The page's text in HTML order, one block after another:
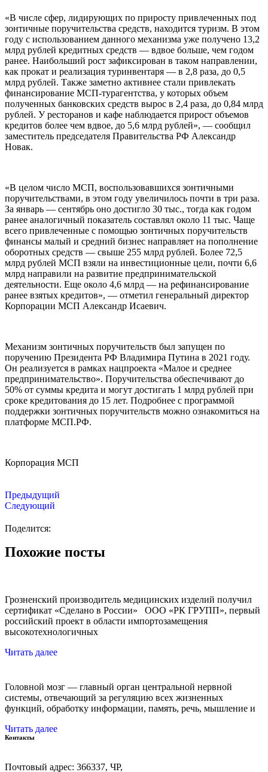
«В числе сфер, лидирующих по приросту привлеченных под
зонтичные поручительства средств, находится туризм. В этом
году с использованием данного механизма уже получено 13,2
млрд рублей кредитных средств — вдвое больше, чем годом
ранее. Наибольший рост зафиксирован в таком направлении,
как прокат и реализация туринвентаря — в 2,8 раза, до 0,5
млрд рублей. Также заметно активнее стали привлекать
финансирование МСП-турагентства, у которых объем
полученных банковских средств вырос в 2,4 раза, до 0,84 млрд
рублей. У ресторанов и кафе наблюдается прирост объемов
кредитов более чем вдвое, до 5,6 млрд рублей», — сообщил
заместитель председателя Правительства РФ Александр
Новак.
«В целом число МСП, воспользовавшихся зонтичными
поручительствами, в этом году увеличилось почти в три раза.
За январь — сентябрь оно достигло 30 тыс., тогда как годом
ранее аналогичный показатель составлял около 11 тыс. Чаще
всего привлеченные с помощью зонтичных поручительств
финансы малый и средний бизнес направляет на пополнение
оборотных средств — свыше 255 млрд рублей. Более 72,5
млрд рублей МСП взяли на инвестиционные цели, почти 6,6
млрд направили на развитие предпринимательской
деятельности. Еще около 4,6 млрд — на рефинансирование
ранее взятых кредитов», — отметил генеральный директор
Корпорации МСП Александр Исаевич.
Механизм зонтичных поручительств был запущен по
поручению Президента РФ Владимира Путина в 2021 году.
Он реализуется в рамках нацпроекта «Малое и среднее
предпринимательство». Поручительства обеспечивают до
50% от суммы кредита и могут достигать 1 млрд рублей при
сроке кредитования до 15 лет. Подробнее с программой
поддержки зонтичных поручительств можно ознакомиться на
платформе МСП.РФ.
Корпорация МСП
Предыдущий
Следующий
Поделится:
Похожие посты
Грозненский производитель медицинских изделий получил
сертификат «Сделано в России» ООО «РК ГРУПП», первый
российский проект в области импортозамещения
высокотехнологичных
Читать далее
Головной мозг — главный орган центральной нервной
системы, отвечающий за регуляцию всех жизненных
функций, обработку информации, память, речь, мышление и
Читать далее
Контакты
Почтовый адрес: 366337, ЧР,